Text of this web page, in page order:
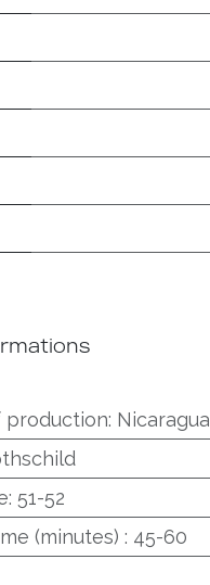
production: Nicaragua
: 51-52
(minutes) : 45-60